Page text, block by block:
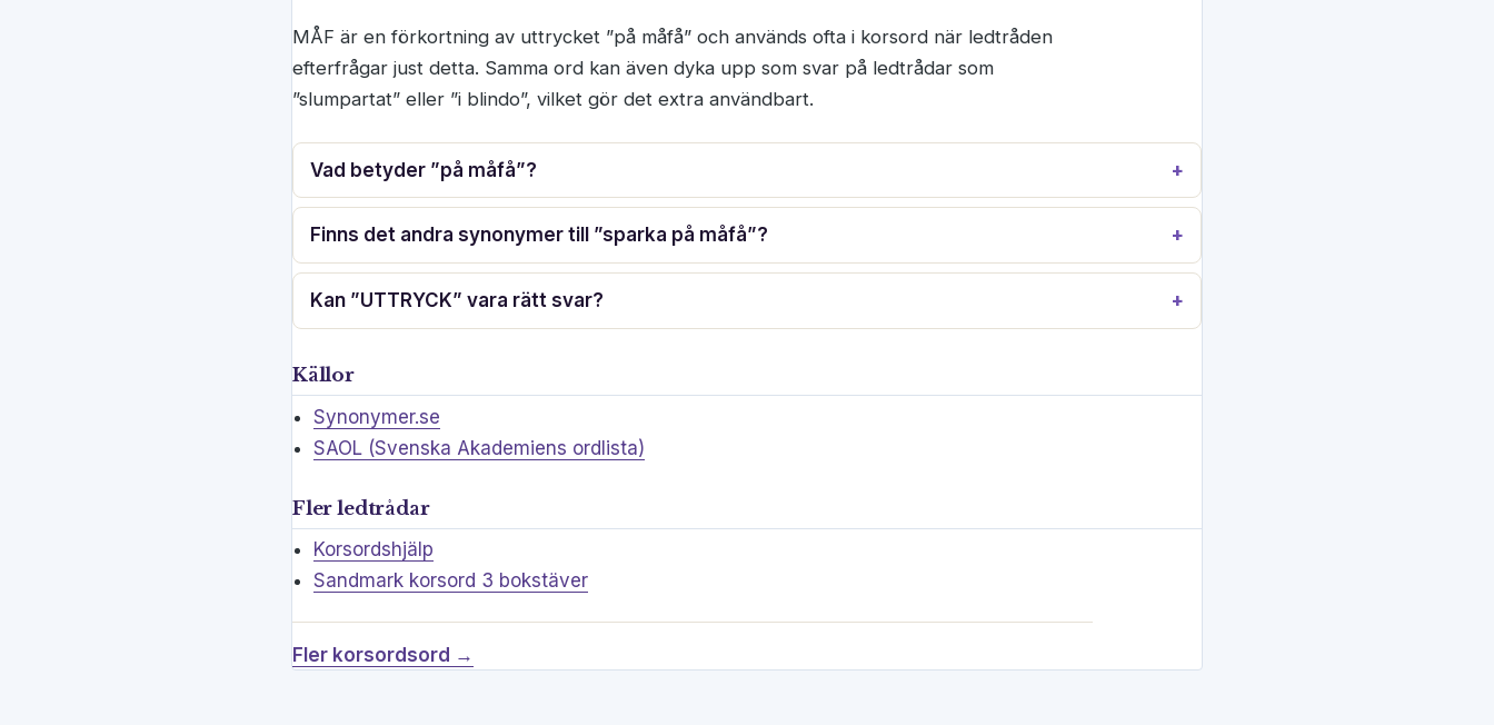
MÅF är en förkortning av uttrycket ”på måfå” och används ofta i korsord när ledtråden
efterfrågar just detta. Samma ord kan även dyka upp som svar på ledtrådar som
”slumpartat” eller ”i blindo”, vilket gör det extra användbart.
Vad betyder ”på måfå”?
Finns det andra synonymer till ”sparka på måfå”?
Kan ”UTTRYCK” vara rätt svar?
Källor
Synonymer.se
SAOL (Svenska Akademiens ordlista)
Fler ledtrådar
Korsordshjälp
Sandmark korsord 3 bokstäver
Fler korsordsord →